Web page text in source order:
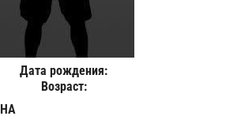
Дата рождения:
Возраст: